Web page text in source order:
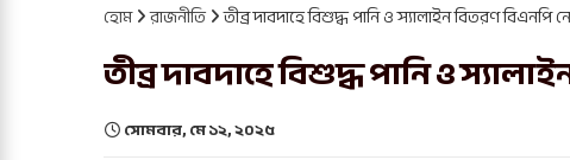
হোম রাজনীতি তীব্র দাবদাহে বিশুদ্ধ পানি ও স্যালাইন বিতরণ বিএনপি
তীব্র দাবদাহে বিশুদ্ধ পানি ও
সোমবার, মে ১২, ২০২৫